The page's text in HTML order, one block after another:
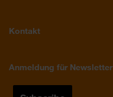
Kontakt
Anmeldung für Newsletter